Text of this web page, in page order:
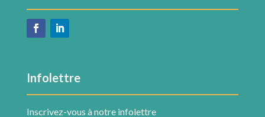
Infolettre
Inscrivez-vous à notre infolettre